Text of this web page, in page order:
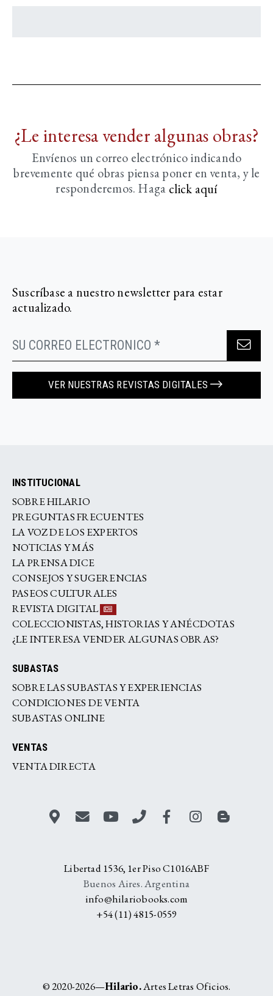
¿Le interesa vender algunas obras?
Envíenos un correo electrónico indicando
brevemente qué obras piensa poner en venta, y le
responderemos. Haga click aquí­
Suscríbase a nuestro newsletter para estar
actualizado.
VER NUESTRAS REVISTAS DIGITALES
INSTITUCIONAL
SOBRE HILARIO
PREGUNTAS FRECUENTES
LA VOZ DE LOS EXPERTOS
NOTICIAS Y MÁS
LA PRENSA DICE
CONSEJOS Y SUGERENCIAS
PASEOS CULTURALES
REVISTA DIGITAL
COLECCIONISTAS, HISTORIAS Y ANÉCDOTAS
¿LE INTERESA VENDER ALGUNAS OBRAS?
SUBASTAS
SOBRE LAS SUBASTAS Y EXPERIENCIAS
CONDICIONES DE VENTA
SUBASTAS ONLINE
VENTAS
VENTA DIRECTA
Libertad 1536, 1er Piso C1016ABF
Buenos Aires. Argentina
info@hilariobooks.com
+54 (11) 4815-0559
© 2020-2026—Hilario.Artes Letras Oficios.